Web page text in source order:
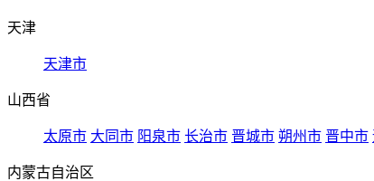
天津
天津市
山西省
太原市 大同市 阳泉市 长治市 晋城市 朔州市 晋中市
内蒙古自治区